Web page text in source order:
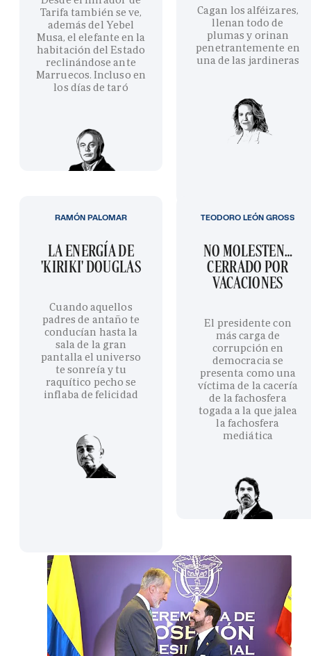
Tarifa también se ve,
además del Yebel
Musa, el elefante en la
habitación del Estado
reclinándose ante
Marruecos. Incluso en
los días de taró
Cagan los alféizares,
llenan todo de
plumas y orinan
penetrantemente en
una de las jardineras
LA ENERGÍA DE
'KIRIKI' DOUGLAS
Cuando aquellos
padres de antaño te
conducían hasta la
sala de la gran
pantalla el universo
te sonreía y tu
raquítico pecho se
inflaba de felicidad
RAMÓN PALOMAR
NO MOLESTEN…
CERRADO POR
VACACIONES
El presidente con
más carga de
corrupción en
democracia se
presenta como una
víctima de la cacería
de la fachosfera
togada a la que jalea
la fachosfera
mediática
TEODORO LEÓN GROSS